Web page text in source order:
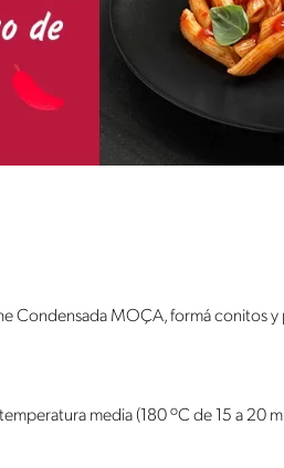
Condensada MOÇA, formá conitos y
media (180 ºC de 15 a 20